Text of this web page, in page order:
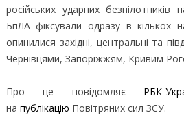
російських ударних безпілотників
БпЛА фіксували одразу в кількох
опинилися західні, центральні та
Чернівцями, Запоріжжям, Кривим
Про це повідомляє РБК-
на публікацію Повітряних сил ЗСУ.